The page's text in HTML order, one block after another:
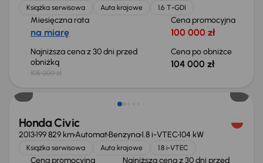
Książka serwisowa Auta krajowe 1.6 T-GDI
Miesięczna rata
na miarę
Cena promocyjna
100 000 zł
Najniższa cena z 30 dni przed
obniżką
105 000 zł
Cena po obniżce
104 000 zł
Taniej o 500 zł
Honda Civic
2013199 829 kmAutomatBenzyna1.8 i-VTEC104 kW
Książka serwisowa Auta krajowe 1.8 i-VTEC
Cena promocyjna Najniższa cena z 30 dni przed